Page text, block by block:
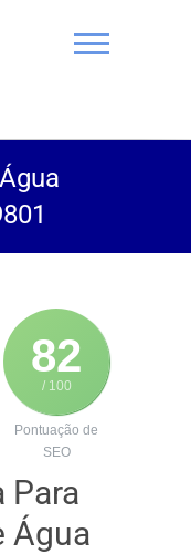
(11) 94469-
9801 |
Desentupidora
Rei do Esgoto
82
/ 100
Pontuação de
SEO
Para
Água